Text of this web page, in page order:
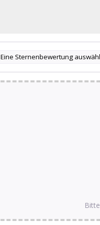
Eine Sternenbewertung